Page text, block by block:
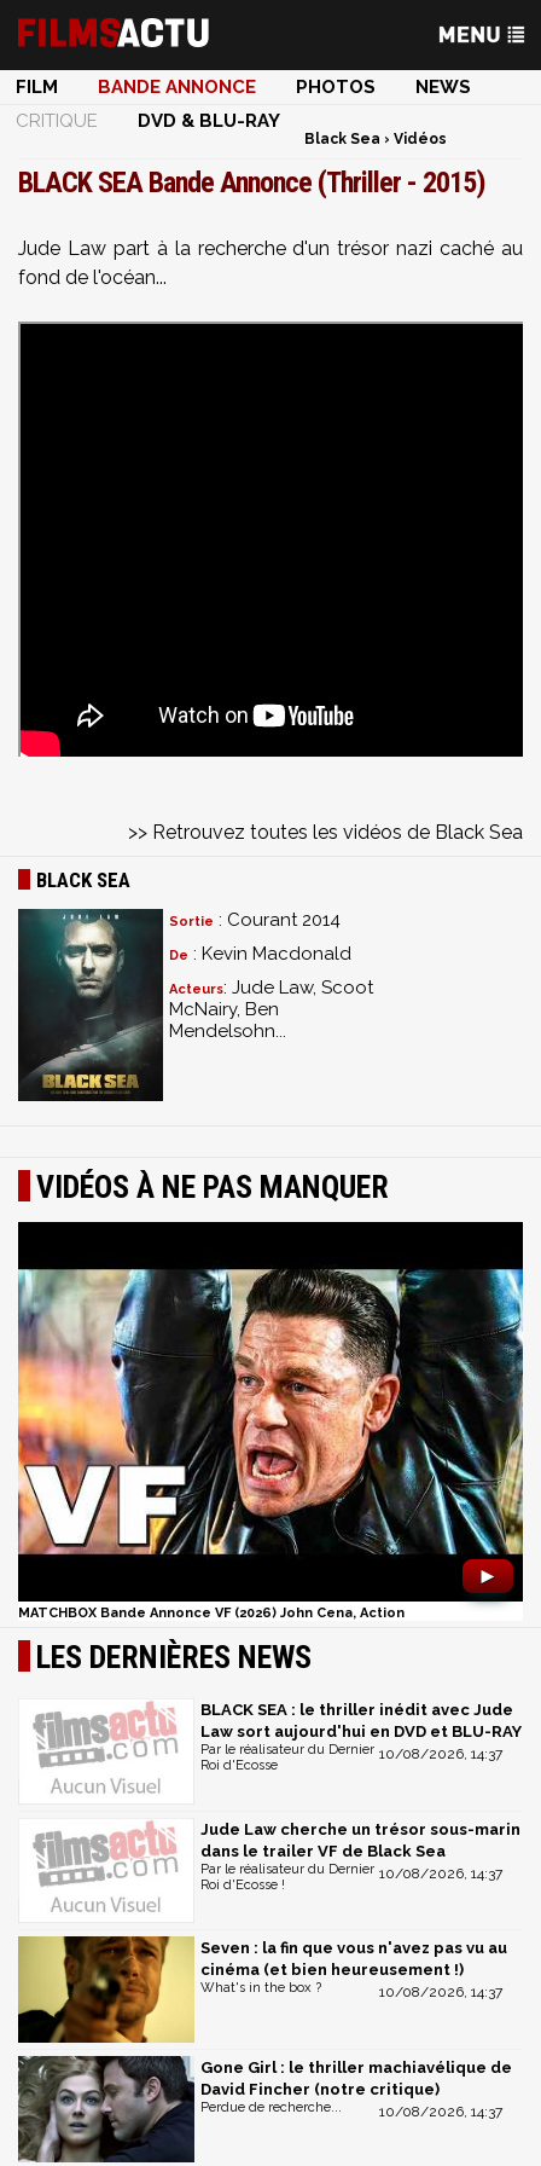
FILM BANDE ANNONCE PHOTOS
NEWS
CRITIQUE
DVD & BLU-RAY
Black Sea › Vidéos
BLACK SEA Bande Annonce (Thriller - 2015)
Jude Law part à la recherche d'un trésor nazi caché au
fond de l'océan...
>> Retrouvez toutes les vidéos de Black Sea
BLACK SEA
Sortie : Courant 2014
De : Kevin Macdonald
Acteurs: Jude Law, Scoot
McNairy, Ben
Mendelsohn...
VIDÉOS À NE PAS MANQUER
►
MATCHBOX Bande Annonce VF (2026) John Cena, Action
LES DERNIÈRES NEWS
BLACK SEA : le thriller inédit avec Jude
Law sort aujourd'hui en DVD et BLU-RAY
10/08/2026, 14:37
Par le réalisateur du Dernier
Roi d'Ecosse
Jude Law cherche un trésor sous-marin
dans le trailer VF de Black Sea
10/08/2026, 14:37
Par le réalisateur du Dernier
Roi d'Ecosse !
Seven : la fin que vous n'avez pas vu au
cinéma (et bien heureusement !)
10/08/2026, 14:37
What's in the box ?
Gone Girl : le thriller machiavélique de
David Fincher (notre critique)
10/08/2026, 14:37
Perdue de recherche...